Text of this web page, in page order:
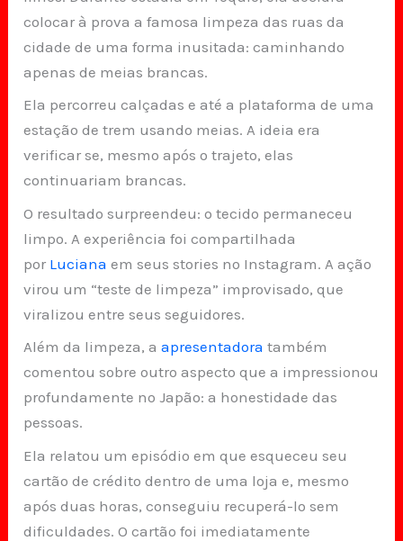
colocar à prova a famosa limpeza das ruas da
cidade de uma forma inusitada: caminhando
apenas de meias brancas.
Ela percorreu calçadas e até a plataforma de uma
estação de trem usando meias. A ideia era
verificar se, mesmo após o trajeto, elas
continuariam brancas.
O resultado surpreendeu: o tecido permaneceu
limpo. A experiência foi compartilhada
por Luciana em seus stories no Instagram. A ação
virou um “teste de limpeza” improvisado, que
viralizou entre seus seguidores.
Além da limpeza, aapresentadora também
comentou sobre outro aspecto que a impressionou
profundamente no Japão: a honestidade das
pessoas.
Ela relatou um episódio em que esqueceu seu
cartão de crédito dentro de uma loja e, mesmo
após duas horas, conseguiu recuperá-lo sem
dificuldades. O cartão foi imediatamente